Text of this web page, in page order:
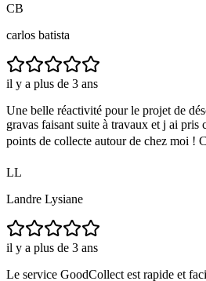
CB
carlos batista
il y a plus de 3 ans
Une belle réactivité pour le projet de
gravas faisant suite à travaux et j ai pris
points de collecte autour de chez moi !
LL
Landre Lysiane
il y a plus de 3 ans
Le service GoodCollect est rapide et